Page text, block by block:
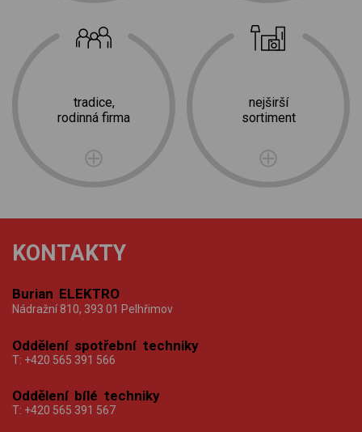
tradice,
rodinná firma
nejširší
sortiment
KONTAKTY
Burian ELEKTRO
Nádražní 810, 393 01 Pelhřimov
Oddělení spotřební techniky
T: +420 565 391 566
Oddělení bílé techniky
T: +420 565 391 567